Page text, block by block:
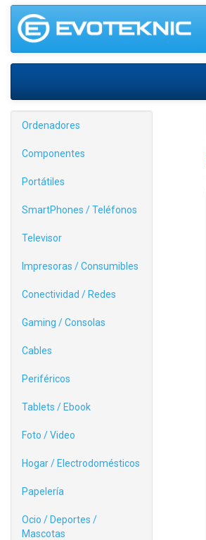
Ordenadores
Componentes
Portátiles
SmartPhones / Teléfonos
Televisor
Impresoras / Consumibles
Conectividad / Redes
Gaming / Consolas
Cables
Periféricos
Tablets / Ebook
Foto / Video
Hogar / Electrodomésticos
Papelería
Ocio / Deportes /
Mascotas